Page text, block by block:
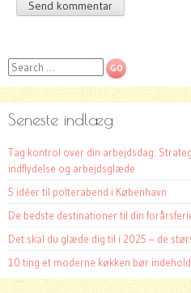
Search
Seneste indlæg
Tag kontrol over din arbejdsdag:
indflydelse og arbejdsglæde
5 idéer til polterabend i København
De bedste destinationer til din
Det skal du glæde dig til i 2025 – de
10 ting et moderne køkken bør